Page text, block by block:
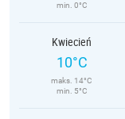
min. 0°C
Kwiecień
10°C
maks. 14°C
min. 5°C